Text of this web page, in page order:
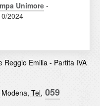
Unimore-
2024
Reggio Emilia - Partita IVA
Tel. 059